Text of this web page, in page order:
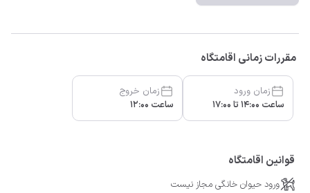
مقررات زمانی اقامتگاه
زمان ورود
ساعت 14:00 تا 17:00
زمان خروج
ساعت 12:00
قوانین اقامتگاه
ورود حیوان خانگی مجاز نیست